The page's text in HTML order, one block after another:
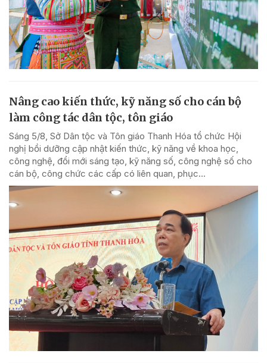
Nâng cao kiến thức, kỹ năng số cho cán bộ
làm công tác dân tộc, tôn giáo
Sáng 5/8, Sở Dân tộc và Tôn giáo Thanh Hóa tổ chức Hội
nghị bồi dưỡng cập nhật kiến thức, kỹ năng về khoa học,
công nghệ, đổi mới sáng tạo, kỹ năng số, công nghệ số cho
cán bộ, công chức các cấp có liên quan, phục...